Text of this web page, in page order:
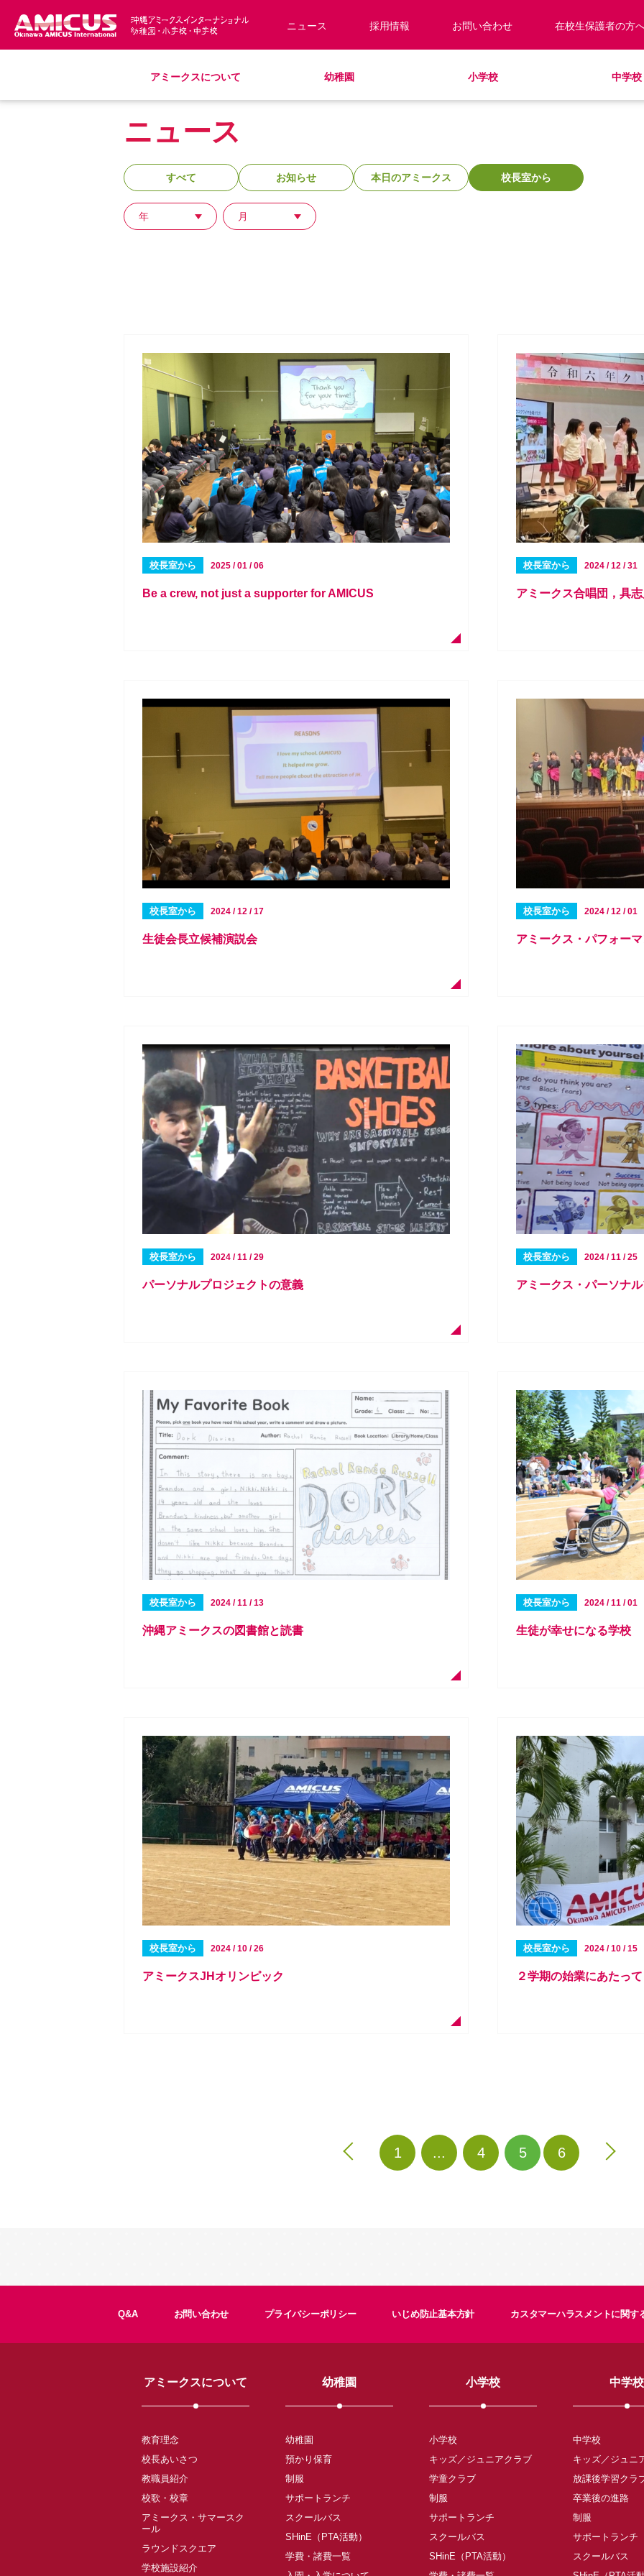
ニュース 採用情報 お問い合わせ 在校生保護者の方
アミークスについて
アミークス・サマースクール
沿革・概要 採用情報 寄付のお願い
アクセス
幼稚園
スクールバス
小学校
サポートランチ
入園・入学について
中学校
制服
学費・諸費一覧 入園・入学について
ニュース
すべて お知らせ 本日のアミークス 校長室から
年 月
校長室から 2025 / 01 / 06
Be a crew, not just a supporter for AMICUS
校長室から 2024 / 12 / 31
アミークス合唱団，具
校長室から 2024 / 12 / 17
生徒会長立候補演説会
校長室から 2024 / 12 / 01
アミークス・パフォー
校長室から 2024 / 11 / 29
パーソナルプロジェクトの意義
校長室から 2024 / 11 / 25
アミークス・パーソナ
校長室から 2024 / 11 / 13
沖縄アミークスの図書館と読書
校長室から 2024 / 11 / 01
生徒が幸せになる学校
校長室から 2024 / 10 / 26
アミークスJHオリンピック
校長室から 2024 / 10 / 15
２学期の始業にあたって
1 ... 4 5 6
Q&A お問い合わせ プライバシーポリシー いじめ防止基本方針 カスタマーハラスメントに関す
アミークスについて
教育理念
校長あいさつ
教職員紹介
校歌・校章
アミークス・サマースク
ール
ラウンドスクエア
学校施設紹介
幼稚園
幼稚園
預かり保育
制服
サポートランチ
スクールバス
SHinE（PTA活動）
学費・諸費一覧
小学校
小学校
キッズ／ジュニアクラブ
学童クラブ
制服
サポートランチ
スクールバス
SHinE（PTA活動）
中学校
中学校
キッズ／ジュニ
放課後学習クラ
卒業後の進路
制服
サポートランチ
スクールバス